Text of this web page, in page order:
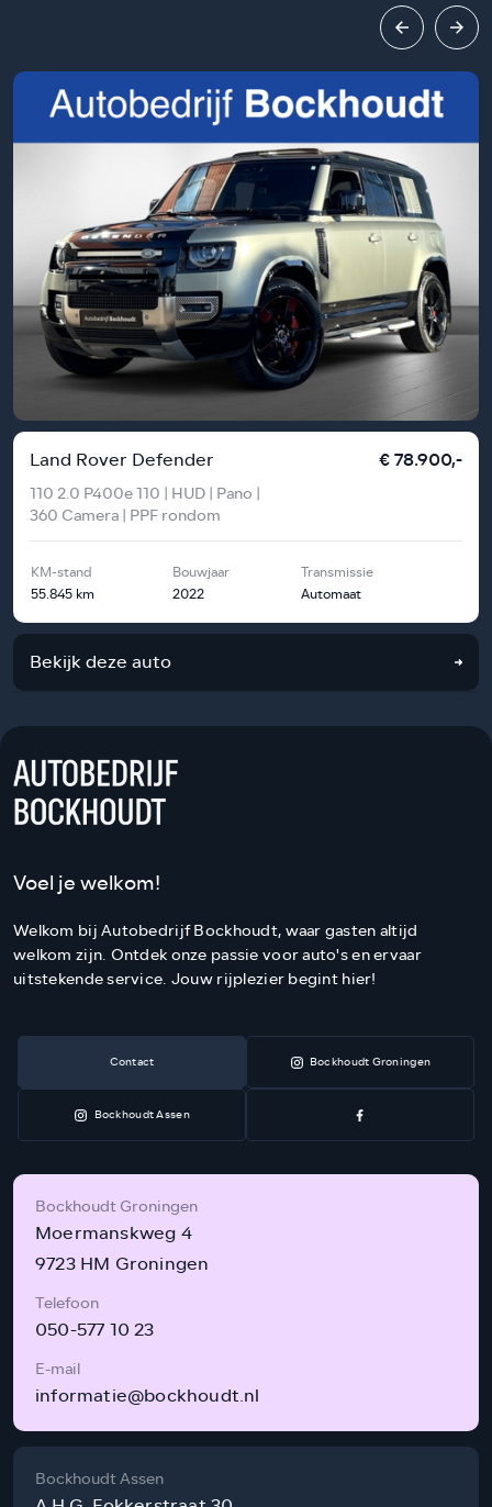
Land Rover Defender
110 2.0 P400e 110 | HUD | Pano |
360 Camera | PPF rondom
€ 78.900,-
KM-stand
55.845 km
Bouwjaar
2022
Transmissie
Automaat
Bekijk deze auto
Voel je welkom!
Welkom bij Autobedrijf Bockhoudt, waar gasten altijd
welkom zijn. Ontdek onze passie voor auto's en ervaar
uitstekende service. Jouw rijplezier begint hier!
Contact Bockhoudt Groningen
Bockhoudt Assen
Bockhoudt Groningen
Moermanskweg 4
9723 HM Groningen
Telefoon
050-577 10 23
E-mail
informatie@bockhoudt.nl
Bockhoudt Assen